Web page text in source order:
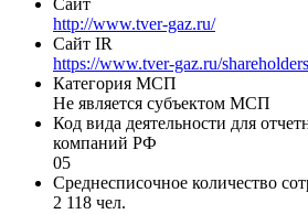
Сайт
http://www.tver-gaz.ru/
Сайт IR
https://www.tver-gaz.ru/
Категория МСП
Не является субъектом МСП
Код вида деятельности для
компаний РФ
05
Среднесписочное количество
2 118 чел.